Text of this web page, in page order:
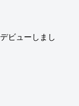
ビューしまし